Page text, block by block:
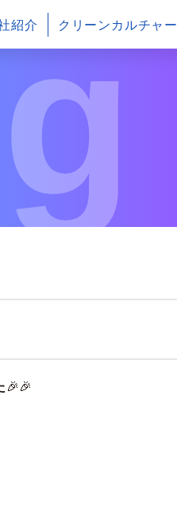
紹介 クリーンカルチャー
🎉🎉